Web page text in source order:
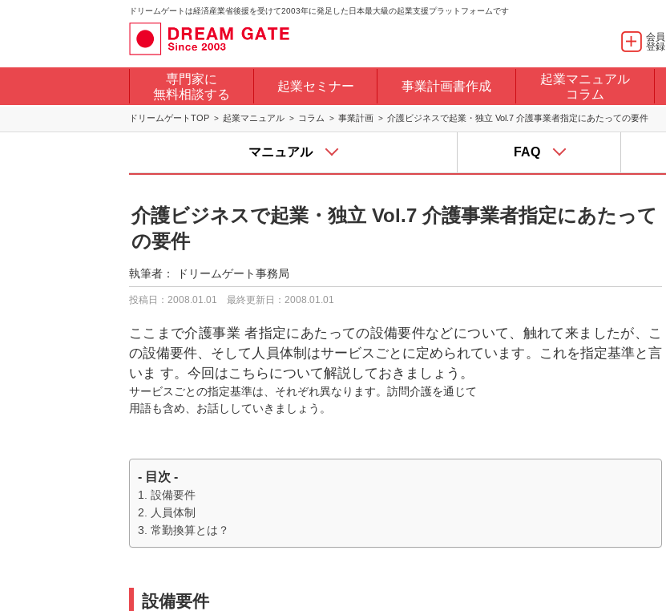
ドリームゲートは経済産業省後援を受けて2003年に発足した日本最大級の起業支援プラットフォームです
会員
登録
専門家に
無料相談する
起業セミナー 事業計画書作成
起業マニュアル
コラム
ドリームゲートTOP 起業マニュアル コラム 事業計画 介護ビジネスで起業・独立 Vol.7 介護事業者指定にあたっての要件
マニュアル FAQ
介護ビジネスで起業・独立 Vol.7 介護事業者指定にあたって
の要件
執筆者： ドリームゲート事務局
投稿日：2008.01.01 最終更新日：2008.01.01
ここまで介護事業 者指定にあたっての設備要件などについて、触れて来ましたが、こ
の設備要件、そして人員体制はサービスごとに定められています。これを指定基準と言
いま す。今回はこちらについて解説しておきましょう。
サービスごとの指定基準は、それぞれ異なります。訪問介護を通じて
用語も含め、お話ししていきましょう。
- 目次 -
設備要件
人員体制
常勤換算とは？
設備要件